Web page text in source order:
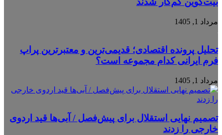
مرداد 1, 1405
تحلیل پرونده اقتصادی؛ قدیمی‌ترین و معتبرترین پراپ
فرم ایرانی کدام مجموعه است؟
مرداد 1, 1405
تصمیم نهایی استقلال برای پیش‌فصل / آبی‌ها قید اردوی
خارجی را زدند